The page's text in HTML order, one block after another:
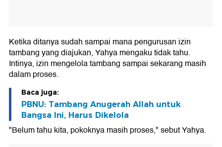
Ketika ditanya sudah sampai mana pengurusan izin
tambang yang diajukan, Yahya mengaku tidak tahu.
Intinya, izin mengelola tambang sampai sekarang masih
dalam proses.
Baca juga:
PBNU: Tambang Anugerah Allah untuk
Bangsa Ini, Harus Dikelola
"Belum tahu kita, pokoknya masih proses," sebut Yahya.